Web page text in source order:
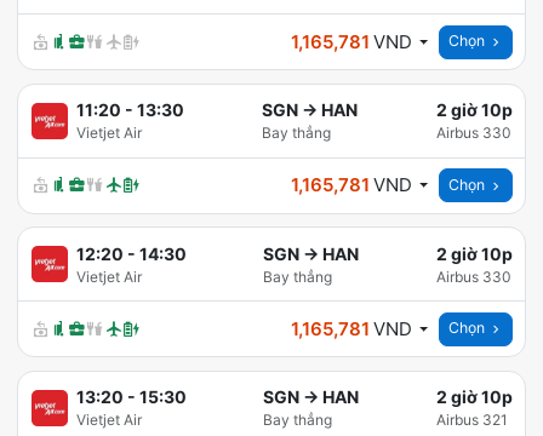
1,165,781 VND Chọn
11:20 - 13:30
Vietjet Air
SGN → HAN
Bay thẳng
2 giờ 10p
Airbus 330
1,165,781 VND Chọn
12:20 - 14:30
Vietjet Air
SGN → HAN
Bay thẳng
2 giờ 10p
Airbus 330
1,165,781 VND Chọn
13:20 - 15:30
Vietjet Air
SGN → HAN
Bay thẳng
2 giờ 10p
Airbus 321